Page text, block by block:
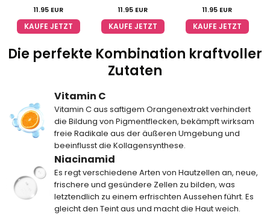
11.95 EUR
KAUFE JETZT
11.95 EUR
KAUFE JETZT
11.95 EUR
KAUFE JETZT
Die perfekte Kombination kraftvoller
Zutaten
Vitamin C
Vitamin C aus saftigem Orangenextrakt verhindert
die Bildung von Pigmentflecken, bekämpft wirksam
freie Radikale aus der äußeren Umgebung und
beeinflusst die Kollagensynthese.
Niacinamid
Es regt verschiedene Arten von Hautzellen an, neue,
frischere und gesündere Zellen zu bilden, was
letztendlich zu einem erfrischten Aussehen führt. Es
gleicht den Teint aus und macht die Haut weich.